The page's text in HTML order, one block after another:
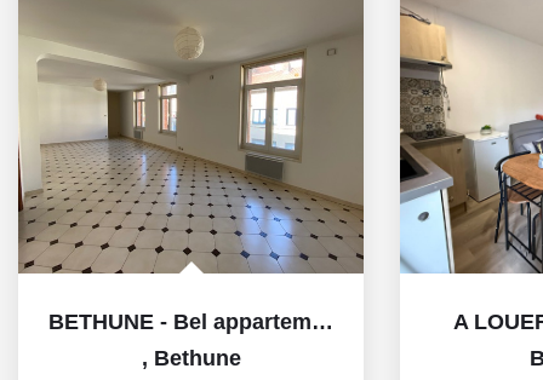
BETHUNE - Bel appartement de 132m2
, Bethune
A